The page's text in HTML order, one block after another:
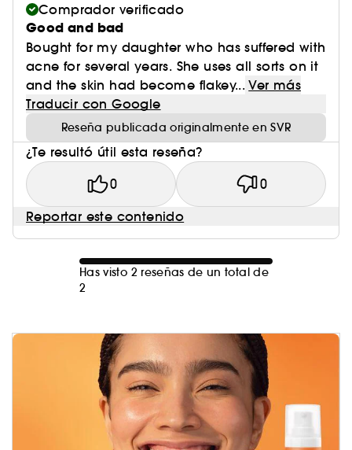
Comprador verificado
Good and bad
Bought for my daughter who has suffered with
acne for several years. She uses all sorts on it
and the skin had become flakey... Ver más
Traducir con Google
Reseña publicada originalmente en SVR
¿Te resultó útil esta reseña?
0 0
Reportar este contenido
Has visto 2 reseñas de un total de
2